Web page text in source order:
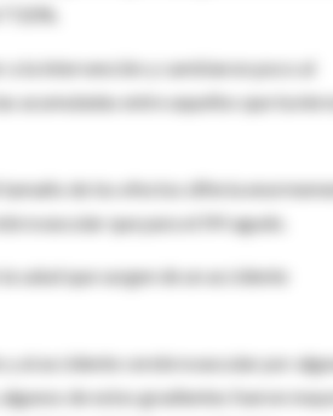
la intervención y cambiaron poco al
acumuladas entre aquellos que
de los efectos difería
que para el IM agudo.
salud que surgen de un accidente
al accidente cerebrovascular por
de estos gradientes fueron